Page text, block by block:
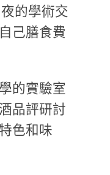
的學術交
己膳食費
的實驗室
品評研討
色和味